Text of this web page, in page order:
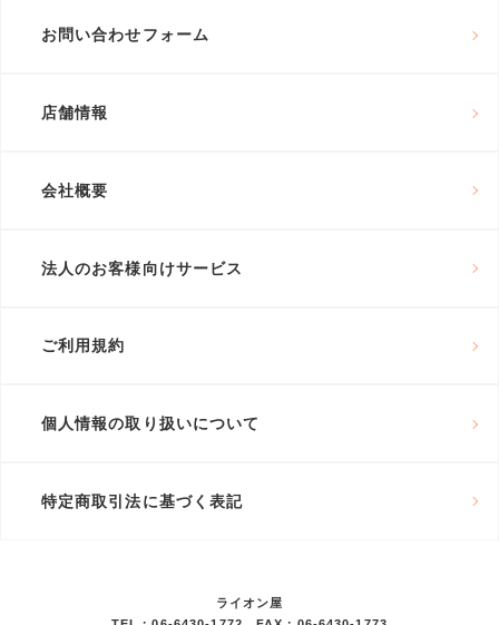
お問い合わせフォーム
店舗情報
会社概要
法人のお客様向けサービス
ご利用規約
個人情報の取り扱いについて
特定商取引法に基づく表記
ライオン屋